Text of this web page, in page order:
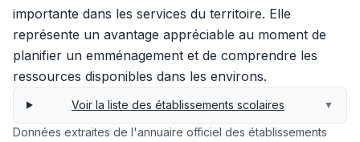
importante dans les services du territoire. Elle
représente un avantage appréciable au moment de
planifier un emménagement et de comprendre les
ressources disponibles dans les environs.
Voir la liste des établissements scolaires ▼
Données extraites de l'annuaire officiel des établissements